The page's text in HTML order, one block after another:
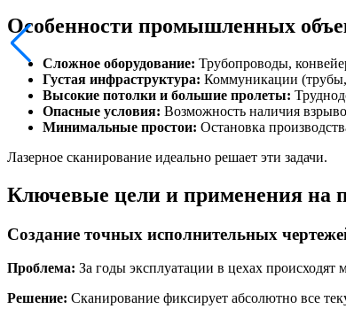
Особенности промышленных
Сложное оборудование: Трубопроводы,
Густая инфраструктура: Коммуникации (трубы,
Высокие потолки и большие пролеты:
Опасные условия: Возможность наличия
Минимальные простои: Остановка
Лазерное сканирование идеально решает эти задачи.
Ключевые цели и применения на
Создание точных исполнительных
Проблема: За годы эксплуатации в цехах
Решение: Сканирование фиксирует абсолютно все